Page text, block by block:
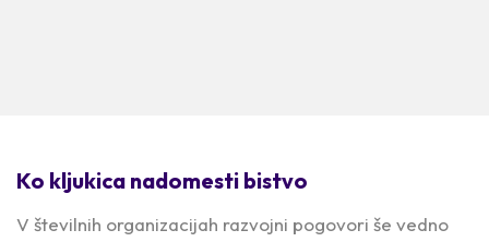
Ko kljukica nadomesti bistvo
V številnih organizacijah razvojni pogovori še vedno